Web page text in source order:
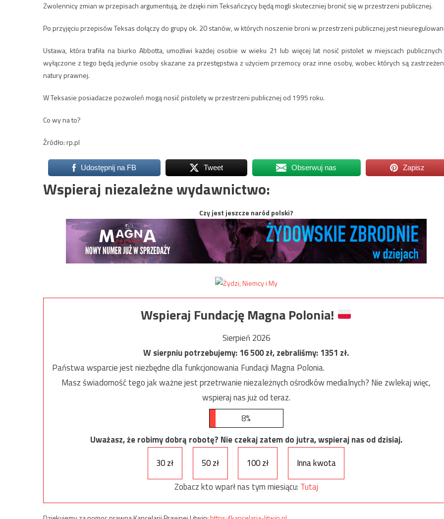
Zwolennicy zmian w przepisach argumentują, że dzięki nim Teksańczycy będą mogli skuteczniej bronić się w przestrzeni publicznej.
Po przyjęciu przepisów Teksas dołączy do grupy ok. 20 stanów, w których noszenie broni w przestrzeni publicznej jest
Ustawa, która trafiła na biurko Abbotta, umożliwi każdej osobie w wieku 21 lub więcej lat nosić pistolet w miejscach
wyłączone z tego będą jedynie osoby skazane za przestępstwa z użyciem przemocy oraz inne osoby, wobec których są
natury prawnej.
W Teksasie posiadacze pozwoleń mogą nosić pistolety w przestrzeni publicznej od 1995 roku.
Co wy na to?
Źródło: rp.pl
Udostępnij na FB Tweet Obserwuj nas Zapisz
Wspieraj niezależne wydawnictwo:
Czy jest jeszcze naród polski?
Wspieraj Fundację Magna Polonia!
Sierpień 2026
W sierpniu potrzebujemy:16 500zł, zebraliśmy:1351 zł.
Państwa wsparcie jest niezbędne dla funkcjonowania Fundacji Magna Polonia.
Masz świadomość tego jak ważne jest przetrwanie niezależnych ośrodków medialnych? Nie zwlekaj więc,
wspieraj nas już od teraz.
8%
Uważasz, że robimy dobrą robotę? Nie czekaj zatem do jutra, wspieraj nas od dzisiaj.
30 zł
50 zł 100 zł
Inna kwota
Zobacz kto wparł nas tym miesiącu: Tutaj